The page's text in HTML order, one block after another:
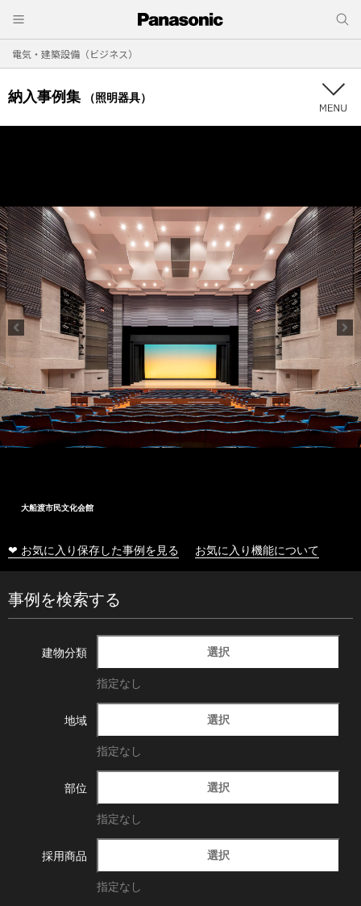
電気・建築設備（ビジネス）
納入事例集 （照明器具）
大船渡市民文化会館
❤ お気に入り保存した事例を見る お気に入り機能について
事例を検索する
建物分類 選択
指定なし
地域 選択
指定なし
部位 選択
指定なし
採用商品 選択
指定なし